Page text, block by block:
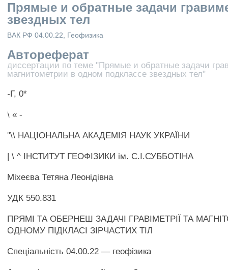
Прямые и обратные задачи
звездных тел
ВАК РФ 04.00.22, Геофизика
Автореферат
диссертации по теме "Прямые и обратные задачи
магнитометрии в одном подклассе звездных тел"
-Г, 0*
\ « -
"\\ НАЦІОНАЛЬНА АКАДЕМІЯ НАУК УКРАЇНИ
| \ ^ ІНСТИТУТ ГЕОФІЗИКИ ім. С.І.СУББОТІНА
Міхеєва Тетяна Леонідівна
УДК 550.831
ПРЯМІ ТА ОБЕРНЕШ ЗАДАЧІ ГРАВІМЕТРІЇ ТА
ОДНОМУ ПІДКЛАСІ ЗІРЧАСТИХ ТІЛ
Спеціальність 04.00.22 — геофізика